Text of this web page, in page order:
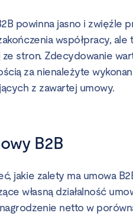
powinna jasno i zwięźle
współpracy,
stron. Zdecydowanie
za nienależyte
z zawartej umowy.
B2B
jakie zalety ma umowa
własną działalność
netto w